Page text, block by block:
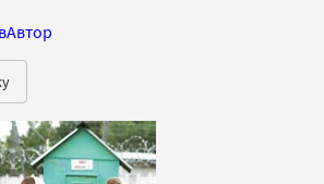
Автор